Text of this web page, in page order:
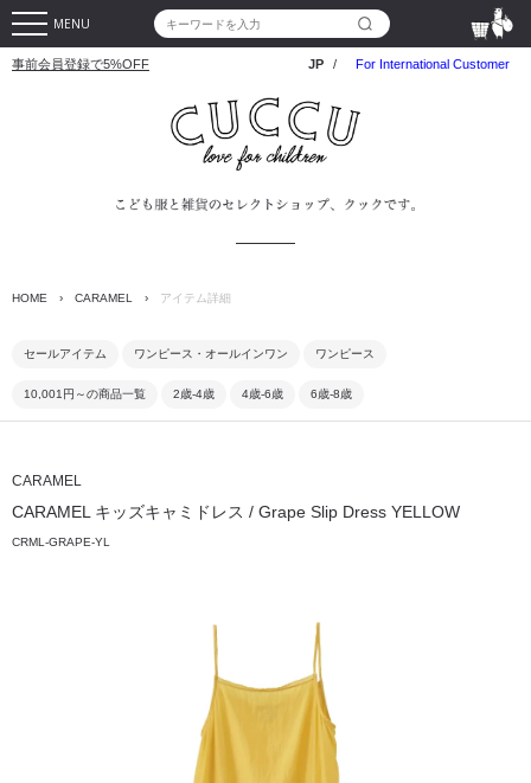
MENU
事前会員登録で5%OFF JP / For International Customer
HOME › CARAMEL › アイテム詳細
セールアイテム ワンピース・オールインワン ワンピース
10,001円～の商品一覧 2歳-4歳 4歳-6歳 6歳-8歳
CARAMEL
CARAMEL キッズキャミドレス / Grape Slip Dress YELLOW
CRML-GRAPE-YL